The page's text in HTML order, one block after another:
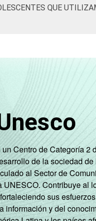
Não
INTERNET Sim
Regional de Estudos
no Brasil - TIC Kids
a entrevista.
QUE
Centro de Categoría 2
de la sociedad
al Sector de
UNESCO. Contribuye al
sus
información y del